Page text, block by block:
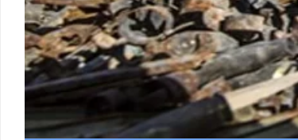
Load More